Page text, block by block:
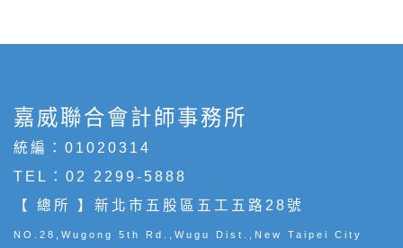
嘉威聯合會計師事務所
統編：01020314
TEL： 02 2299-5888
【 總所 】新北市五股區五工五路28號
NO.28,Wugong 5th Rd.,Wugu Dist.,New Taipei City